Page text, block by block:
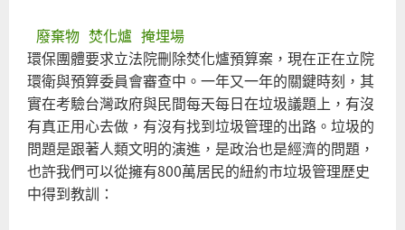
廢棄物 焚化爐 掩埋場
環保團體要求立法院刪除焚化爐預算案，現在正在立院
環衛與預算委員會審查中。一年又一年的關鍵時刻，其
實在考驗台灣政府與民間每天每日在垃圾議題上，有沒
有真正用心去做，有沒有找到垃圾管理的出路。垃圾的
問題是跟著人類文明的演進，是政治也是經濟的問題，
也許我們可以從擁有800萬居民的紐約市垃圾管理歷史
中得到教訓：